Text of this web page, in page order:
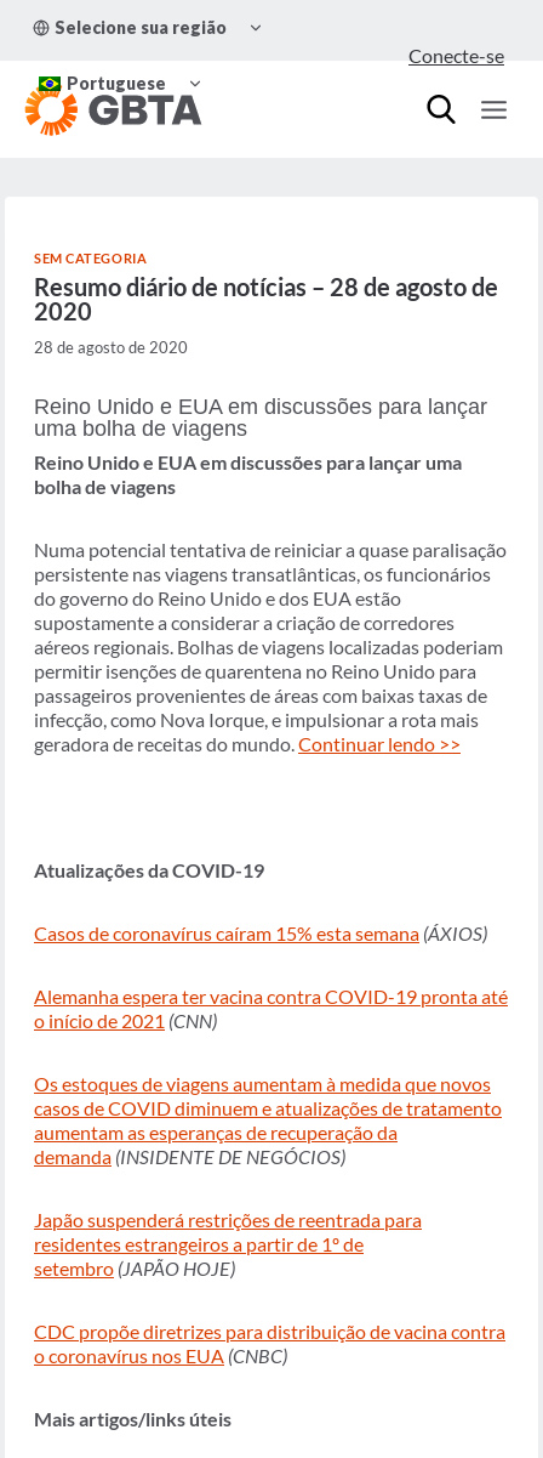
para
Conteúdo
Selecione sua região
MENU
Portuguese
MENU
FILHO
Conecte-se
SEM CATEGORIA
Resumo diário de notícias – 28 de agosto de
2020
28 de agosto de 2020
Reino Unido e EUA em discussões para lançar
uma bolha de viagens
Reino Unido e EUA em discussões para lançar uma
bolha de viagens
Numa potencial tentativa de reiniciar a quase paralisação
persistente nas viagens transatlânticas, os funcionários
do governo do Reino Unido e dos EUA estão
supostamente a considerar a criação de corredores
aéreos regionais. Bolhas de viagens localizadas poderiam
permitir isenções de quarentena no Reino Unido para
passageiros provenientes de áreas com baixas taxas de
infecção, como Nova Iorque, e impulsionar a rota mais
geradora de receitas do mundo.Continuar lendo >>
Atualizações da COVID-19
Casos de coronavírus caíram 15% esta semana (ÁXIOS)
Alemanha espera ter vacina contra COVID-19 pronta até
o início de 2021 (CNN)
Os estoques de viagens aumentam à medida que novos
casos de COVID diminuem e atualizações de tratamento
aumentam as esperanças de recuperação da
demanda (INSIDENTE DE NEGÓCIOS)
Japão suspenderá restrições de reentrada para
residentes estrangeiros a partir de 1º de
setembro (JAPÃO HOJE)
CDC propõe diretrizes para distribuição de vacina contra
o coronavírus nos EUA (CNBC)
Mais artigos/links úteis